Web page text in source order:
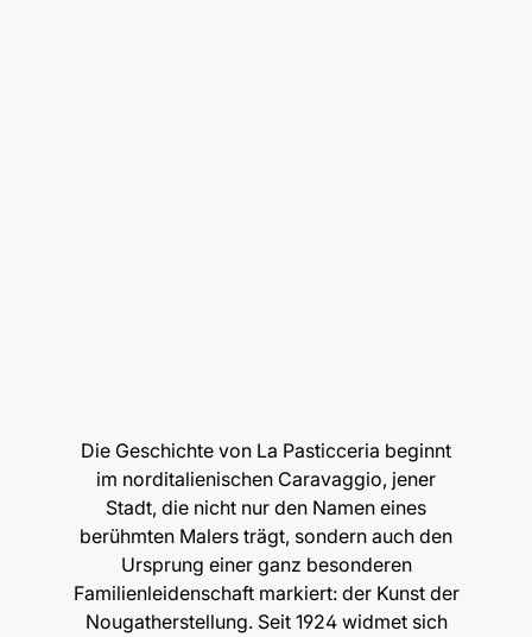
Die Geschichte von La Pasticceria beginnt
im norditalienischen Caravaggio, jener
Stadt, die nicht nur den Namen eines
berühmten Malers trägt, sondern auch den
Ursprung einer ganz besonderen
Familienleidenschaft markiert: der Kunst der
Nougatherstellung. Seit 1924 widmet sich